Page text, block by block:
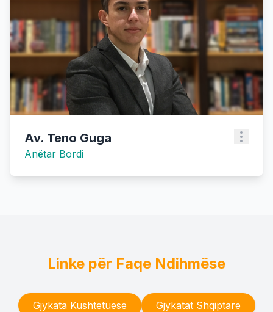
Av. Teno Guga
Anëtar Bordi
Linke për Faqe Ndihmëse
Gjykata Kushtetuese
Gjykatat Shqiptare